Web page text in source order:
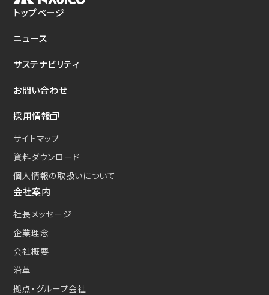
トップページ
ニュース
サステナビリティ
お問い合わせ
採用情報
サイトマップ
資料ダウンロード
個人情報の取扱いについて
会社案内
社長メッセージ
企業理念
会社概要
沿革
拠点・グループ会社